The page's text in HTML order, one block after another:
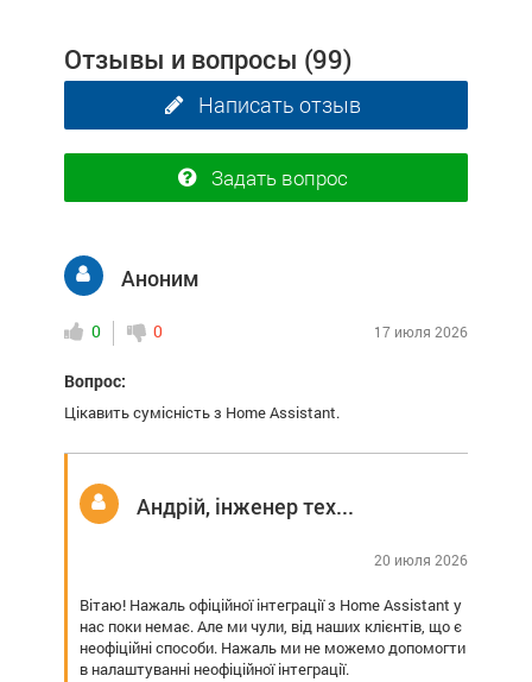
Отзывы и вопросы (99)
Написать отзыв
Задать вопрос
Аноним
0 0 17 июля 2026
Вопрос:
Цікавить сумісність з Home Assistant.
Андрій, інженер технічної підтримки
20 июля 2026
Вітаю! Нажаль офіційної інтеграції з Home Assistant у
нас поки немає. Але ми чули, від наших клієнтів, що є
неофіційні способи. Нажаль ми не можемо допомогти
в налаштуванні неофіційної інтеграції.